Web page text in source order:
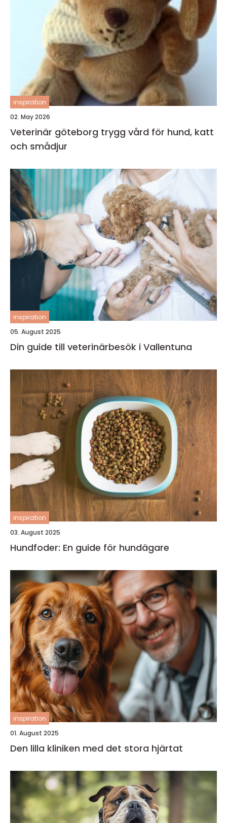
inspiration
02. May 2026
Veterinär göteborg trygg vård för hund, katt
och smådjur
inspiration
05. August 2025
Din guide till veterinärbesök i Vallentuna
inspiration
03. August 2025
Hundfoder: En guide för hundägare
inspiration
01. August 2025
Den lilla kliniken med det stora hjärtat